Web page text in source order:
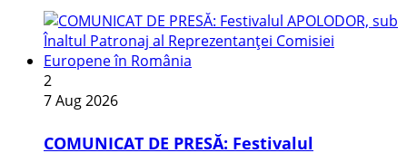
2
7 Aug 2026
COMUNICAT DE PRESĂ: Festivalul